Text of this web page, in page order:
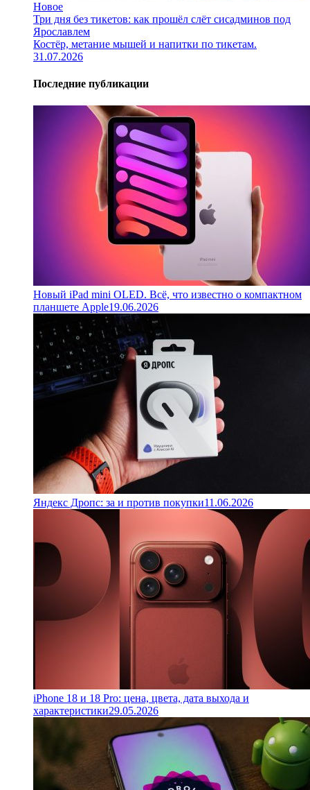
Новое
Три дня без тикетов: как прошёл слёт сисадминов под
Ярославлем
Костёр, метание мышей и напитки по тикетам.
31.07.2026
Последние публикации
Новый iPad mini OLED. Всё, что известно о компактном
планшете Apple19.06.2026
Яндекс Дропс: за и против покупки11.06.2026
iPhone 18 и 18 Pro: цена, цвета, дата выхода и
характеристики29.05.2026